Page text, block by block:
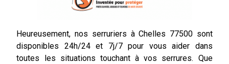
Heureusement, nos serruriers à Chelles 77500 sont
disponibles 24h/24 et 7j/7 pour vous aider dans
toutes les situations touchant à vos serrures. Que